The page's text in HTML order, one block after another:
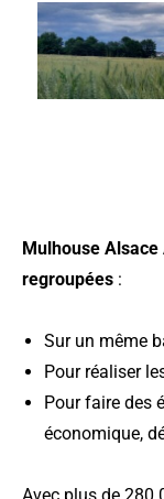
Mulhouse
regroupées :
Sur un même
Pour réaliser
Pour faire des
économique,